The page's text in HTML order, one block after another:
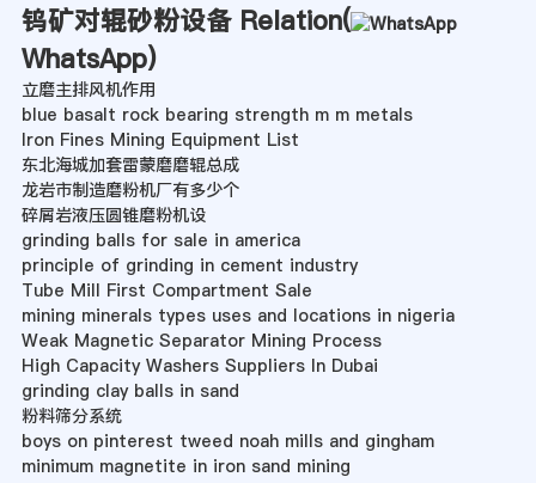
钨矿对辊砂粉设备 Relation(
WhatsApp)
立磨主排风机作用
blue basalt rock bearing strength m m metals
Iron Fines Mining Equipment List
东北海城加套雷蒙磨磨辊总成
龙岩市制造磨粉机厂有多少个
碎屑岩液压圆锥磨粉机设
grinding balls for sale in america
principle of grinding in cement industry
Tube Mill First Compartment Sale
mining minerals types uses and locations in nigeria
Weak Magnetic Separator Mining Process
High Capacity Washers Suppliers In Dubai
grinding clay balls in sand
粉料筛分系统
boys on pinterest tweed noah mills and gingham
minimum magnetite in iron sand mining